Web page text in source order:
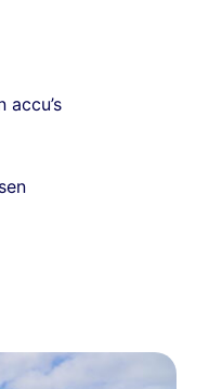
accu’s